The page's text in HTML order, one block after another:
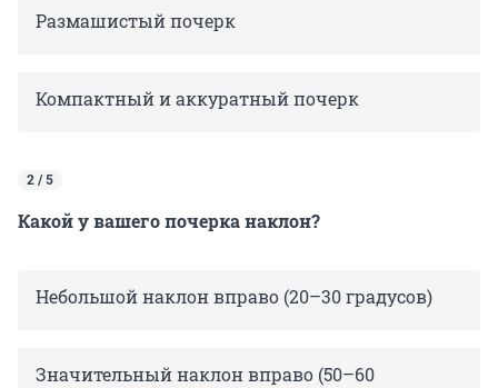
Размашистый почерк
Компактный и аккуратный почерк
2 / 5
Какой у вашего почерка наклон?
Небольшой наклон вправо (20–30 градусов)
Значительный наклон вправо (50–60